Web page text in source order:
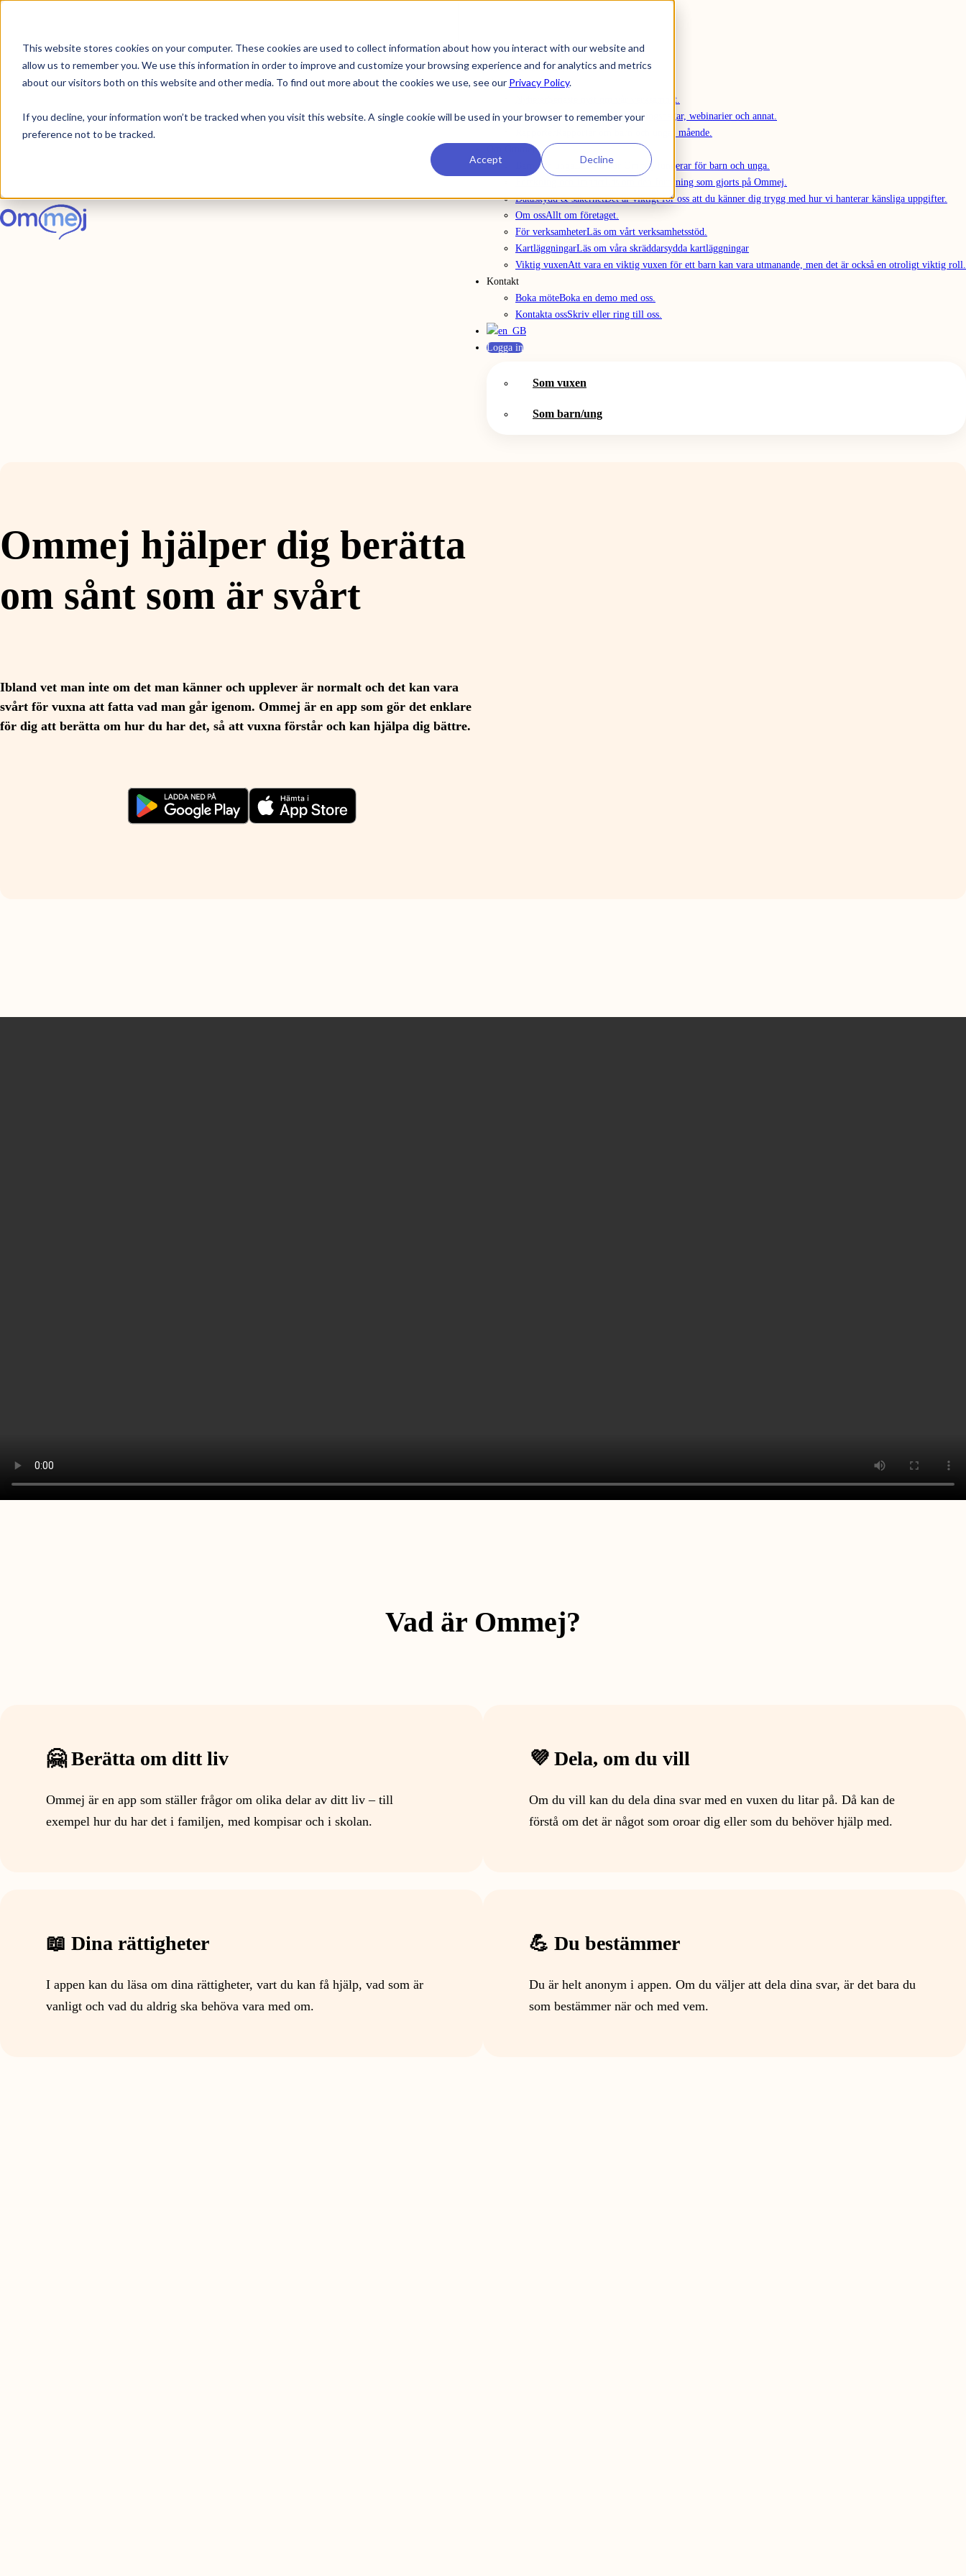
This website stores cookies on your computer. These cookies are used to collect information about how you interact with our website and
allow us to remember you. We use this information in order to improve and customize your browsing experience and for analytics and metrics
about our visitors both on this website and other media. To find out more about the cookies we use, see our Privacy Policy.
If you decline, your information won’t be tracked when you visit this website. A single cookie will be used in your browser to remember your
preference not to be tracked.
Accept Decline
Att köpa in Ommej
Nyheter
Senaste nytt om vår verksamhet.
Evenemang Anmälan till utbildningsdagar, webinarier och annat.
Rapporter om barn och ungas mående.
Om Ommej
Barn och unga
Läs om hur Ommej fungerar för barn och unga.
Läs om den forskning som gjorts på Ommej.
Dataskydd & säkerhetDet är viktigt för oss att du känner dig trygg med hur vi hanterar känsliga uppgifter.
Om ossAllt om företaget.
För verksamheterLäs om vårt verksamhetsstöd.
KartläggningarLäs om våra skräddarsydda kartläggningar
Viktig vuxenAtt vara en viktig vuxen för ett barn kan vara utmanande, men det är också en otroligt viktig roll.
Kontakt
Boka möteBoka en demo med oss.
Kontakta ossSkriv eller ring till oss.
Logga in
Som vuxen
Som barn/ung
Ommej hjälper dig berätta
om sånt som är svårt
Ibland vet man inte om det man känner och upplever är normalt och det kan vara
svårt för vuxna att fatta vad man går igenom. Ommej är en app som gör det enklare
för dig att berätta om hur du har det, så att vuxna förstår och kan hjälpa dig bättre.
Vad är Ommej?
🤗Berätta om ditt liv
Ommej är en app som ställer frågor om olika delar av ditt liv – till
exempel hur du har det i familjen, med kompisar och i skolan.
💜 Dela, om du vill
Om du vill kan du dela dina svar med en vuxen du litar på. Då kan de
förstå om det är något som oroar dig eller som du behöver hjälp med.
📖 Dina rättigheter
I appen kan du läsa om dina rättigheter, vart du kan få hjälp, vad som är
vanligt och vad du aldrig ska behöva vara med om.
💪 Du bestämmer
Du är helt anonym i appen. Om du väljer att dela dina svar, är det bara du
som bestämmer när och med vem.